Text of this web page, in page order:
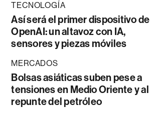
TECNOLOGÍA
Así será el primer dispositivo de
OpenAI: un altavoz con IA,
sensores y piezas móviles
MERCADOS
Bolsas asiáticas suben pese a
tensiones en Medio Oriente y al
repunte del petróleo